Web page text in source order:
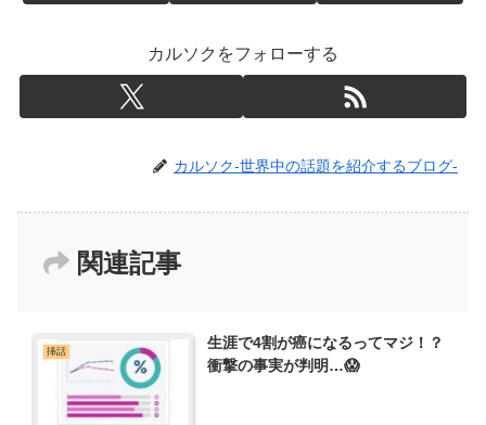
カルソクをフォローする
カルソク-世界中の話題を紹介するブログ-
関連記事
挿話
生涯で4割が癌になるってマジ！？
衝撃の事実が判明…😱